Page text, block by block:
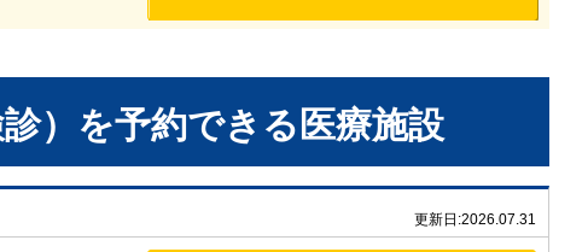
） を予約できる 医療施設
更新日:2026.07.31